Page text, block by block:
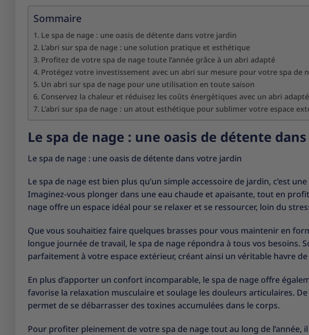
Sommaire
Le spa de nage : une oasis de détente dans votre jardin
L’abri sur spa de nage : une solution pratique et esthétique
Profitez de votre spa de nage toute l’année grâce à un abri adapté
Protégez votre investissement avec un abri sur mesure pour votre spa de
Un abri sur spa de nage pour une utilisation en toute saison
Conservez la chaleur et réduisez les coûts énergétiques avec un abri adapté
L’abri sur spa de nage : un atout esthétique pour sublimer votre espace
Le spa de nage : une oasis de détente
Le spa de nage : une oasis de détente dans votre jardin
Le spa de nage est bien plus qu’un simple accessoire de jardin, c’est
Imaginez-vous plonger dans une eau chaude et apaisante, tout en
nage offre un espace idéal pour se relaxer et se ressourcer, loin du
Que vous souhaitiez faire quelques brasses pour vous maintenir en
longue journée de travail, le spa de nage répondra à tous vos besoins.
parfaitement à votre espace extérieur, créant ainsi un véritable havre de
En plus d’apporter un confort incomparable, le spa de nage offre
favorise la relaxation musculaire et soulage les douleurs articulaires.
permet de se débarrasser des toxines accumulées dans le corps.
Pour profiter pleinement de votre spa de nage tout au long de l’année,